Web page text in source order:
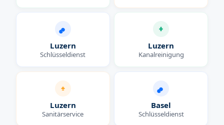
Luzern
Schlüsseldienst
Luzern
Kanalreinigung
Luzern
Sanitärservice
Basel
Schlüsseldienst